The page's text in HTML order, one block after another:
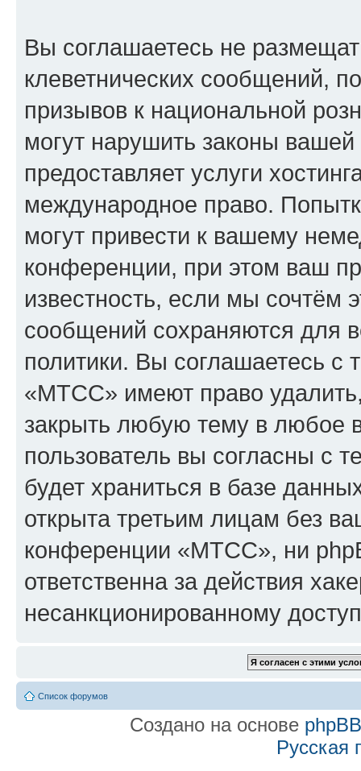
Вы соглашаетесь не
клеветнических сообщений,
призывов к национальной
могут нарушить законы
предоставляет услуги
международное право.
могут привести к вашему
конференции, при этом ваш
известность, если мы сочтём
сообщений сохраняются для
политики. Вы соглашаетесь
«МТСС» имеют право удалить,
закрыть любую тему в любое
пользователь вы согласны с
будет храниться в базе
открыта третьим лицам без
конференции «МТСС», ни
ответственна за действия
несанкционированному
Список форумов
Создано на основе phpBB
Русская